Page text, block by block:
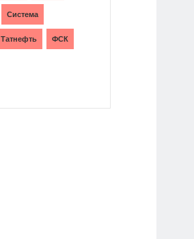
Система
Татнефть ФСК